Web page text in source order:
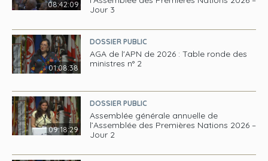
08:42:09
Jour 3
01:08:38
DOSSIER PUBLIC
AGA de l'APN de 2026 : Table ronde des
ministres n° 2
09:18:29
DOSSIER PUBLIC
Assemblée générale annuelle de
l’Assemblée des Premières Nations 2026 –
Jour 2